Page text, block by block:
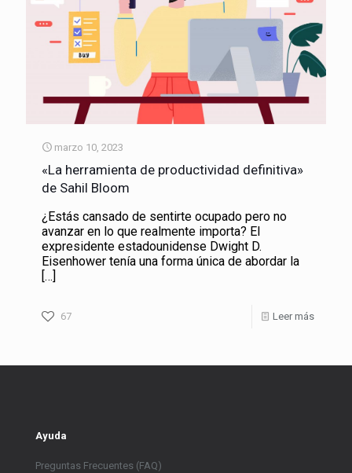
marzo 10, 2023
«La herramienta de productividad definitiva»
de Sahil Bloom
¿Estás cansado de sentirte ocupado pero no
avanzar en lo que realmente importa? El
expresidente estadounidense Dwight D.
Eisenhower tenía una forma única de abordar la
[…]
67 Leer más
Ayuda
Preguntas Frecuentes (FAQ)